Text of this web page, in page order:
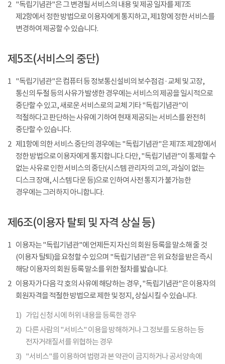
2 "독립기념관"은 그 변경될 서비스의 내용 및 제공 일자를 제7조
제2항에서 정한 방법으로 이용자에게 통지하고, 제1항에 정한 서비스를
변경하여 제공할 수 있습니다.
제5조(서비스의 중단)
1 "독립기념관"은 컴퓨터 등 정보통신설비의 보수점검 · 교체 및 고장,
통신의 두절 등의 사유가 발생한 경우에는 서비스의 제공을 일시적으로
중단할 수 있고, 새로운 서비스로의 교체 기타 "독립기념관"이
적절하다고 판단하는 사유에 기하여 현재 제공되는 서비스를 완전히
중단할 수 있습니다.
2 제1항에 의한 서비스 중단의 경우에는 "독립기념관"은 제7조 제2항에서
정한 방법으로 이용자에게 통지합니다. 다만, "독립기념관"이 통제할 수
없는 사유로 인한 서비스의 중단(시스템 관리자의 고의, 과실이 없는
디스크 장애, 시스템 다운 등)으로 인하여 사전 통지가 불가능한
경우에는 그러하지 아니합니다.
제6조(이용자 탈퇴 및 자격 상실 등)
1 이용자는 "독립기념관"에 언제든지 자신의 회원 등록을 말소해 줄 것
(이용자 탈퇴)을 요청할 수 있으며 "독립기념관"은 위 요청을 받은 즉시
해당 이용자의 회원 등록 말소를 위한 절차를 밟습니다.
2 이용자가 다음 각 호의 사유에 해당하는 경우, "독립기념관"은 이용자의
회원자격을 적절한 방법으로 제한 및 정지, 상실시킬 수 있습니다.
1) 가입 신청 시에 허위 내용을 등록한 경우
2) 다른 사람의 "서비스" 이용을 방해하거나 그 정보를 도용하는 등
전자거래질서를 위협하는 경우
3) "서비스"를 이용하여 법령과 본 약관이 금지하거나 공서양속에